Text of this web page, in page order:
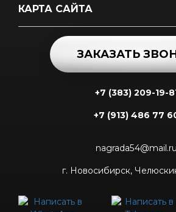
КАРТА САЙТА
ЗАКАЗАТЬ
+7 (383) 209-19-
+7 (913) 486 77
nagrada54@mail.ru
г. Новосибирск,